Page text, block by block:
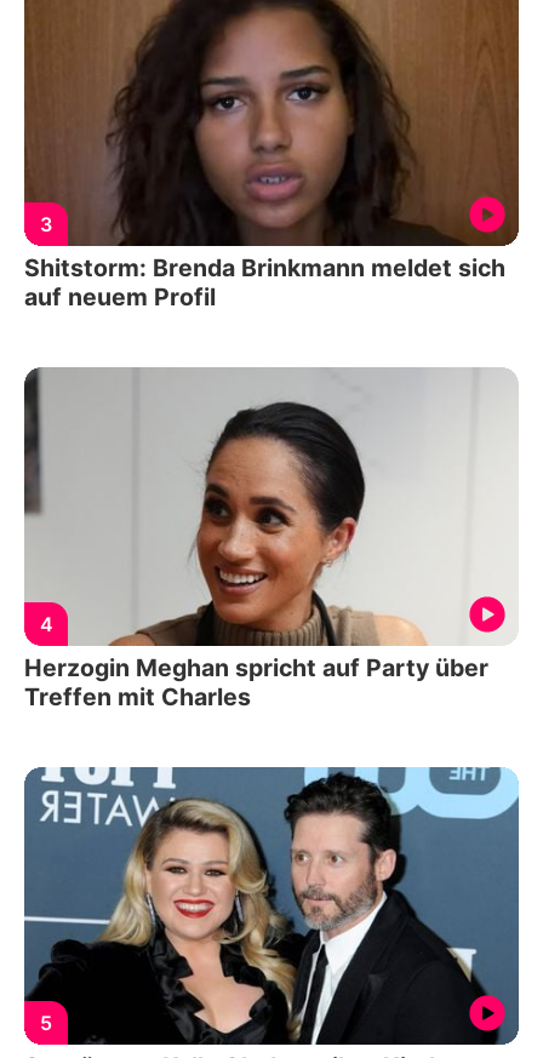
3
Shitstorm: Brenda Brinkmann meldet sich
auf neuem Profil
4
Herzogin Meghan spricht auf Party über
Treffen mit Charles
5